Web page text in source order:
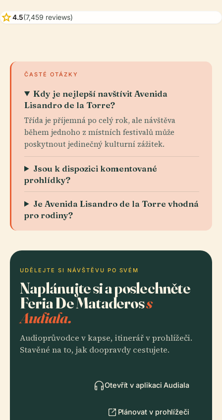
star4.5(7,459 reviews)
ČASTÉ OTÁZKY
Kdy je nejlepší navštívit Avenida
Lisandro de la Torre?
Třída je příjemná po celý rok, ale návštěva
během jednoho z místních festivalů může
poskytnout jedinečný kulturní zážitek.
Jsou k dispozici komentované
prohlídky?
Je Avenida Lisandro de la Torre vhodná
pro rodiny?
UDĚLEJTE SI NÁVŠTĚVU PO SVÉM
Naplánujte si a poslechněte
Feria De Matadeross
Audiala.
Audioprůvodce v kapse, itinerář v prohlížeči.
Stavěné na to, jak doopravdy cestujete.
Otevřít v aplikaci Audiala
Plánovat v prohlížeči